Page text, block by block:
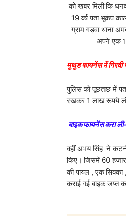
को खबर मिली कि
19 वर्ष पता भूकंप
ग्राम गड़वा थाना
अपने एक
मुथुड फायनेंस में
पुलिस को पूछताछ में
रखकर 1 लाख रूपये
बाइक फायनेंस करा ली-
वहीं अभय सिंह ने
किए। जिसमें 60
की पायल , एक
कराई गई बाइक जप्त